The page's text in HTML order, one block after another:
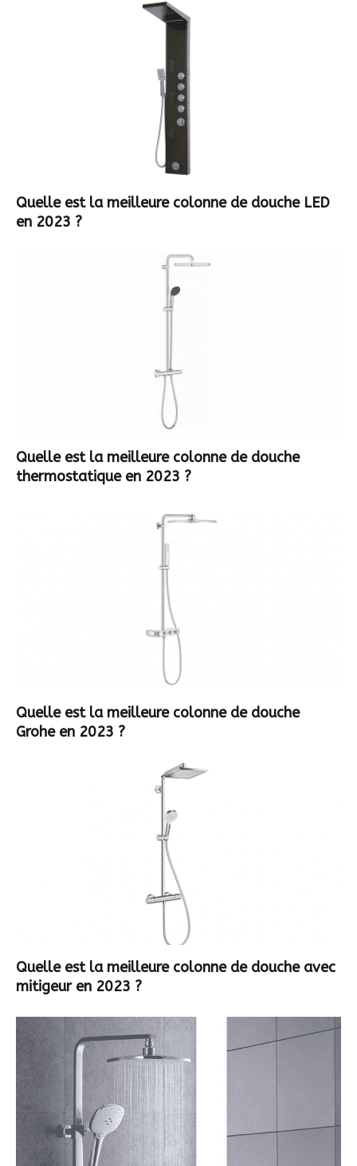
Quelle est la meilleure colonne de douche LED
en 2023 ?
Quelle est la meilleure colonne de douche
thermostatique en 2023 ?
Quelle est la meilleure colonne de douche
Grohe en 2023 ?
Quelle est la meilleure colonne de douche avec
mitigeur en 2023 ?